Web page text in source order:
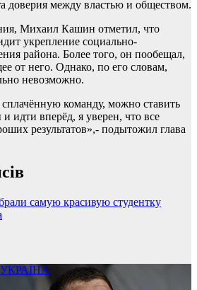
доверия между властью и обществом.
Михаил Кашин отметил, что
укрепление социально-
района. Более того, он пообещал,
от него. Однако, по его словам,
невозможно.
команду, можно ставить
идти вперёд, я уверен, что все
результатов»,- подытожил глава
самую красивую студентку
УКРАЇНА